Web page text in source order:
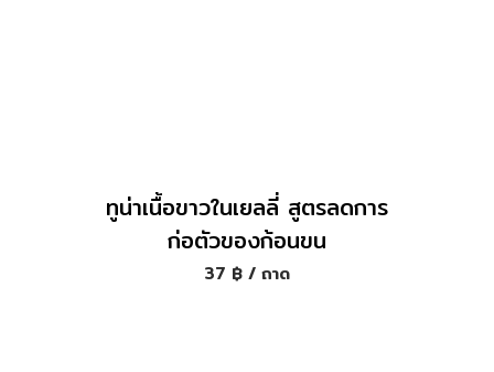
ทูน่าเนื้อขาวในเยลลี่ สูตรลดการ
ก่อตัวของก้อนขน
37 ฿ / ถาด